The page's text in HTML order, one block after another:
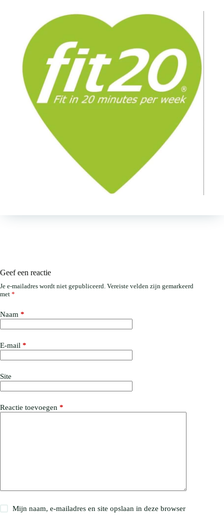
Geef een reactie
Je e-mailadres wordt niet gepubliceerd. Vereiste velden zijn gemarkeerd
met *
Naam *
E-mail *
Site
Reactie toevoegen *
Mijn naam, e-mailadres en site opslaan in deze browser